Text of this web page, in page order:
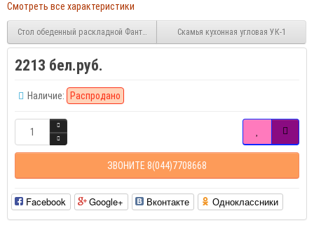
Смотреть все характеристики
Стол обеденный раскладной Фантазия Скамья кухонная угловая УК-1
2213 бел.руб.
Наличие: Распродано
ЗВОНИТЕ 8(044)7708668
Facebook Google+ Вконтакте Одноклассники